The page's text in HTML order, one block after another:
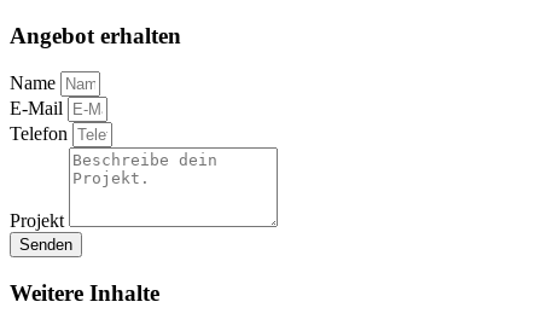
Angebot erhalten
Name
E-Mail
Telefon
Projekt
Senden
Weitere Inhalte